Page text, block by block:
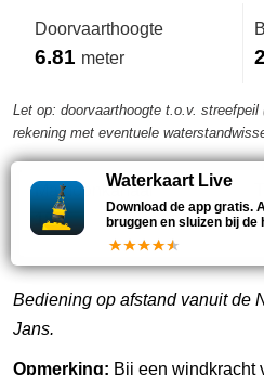
Doorvaarthoogte
6.81 meter
Let op: doorvaarthoogte t.o.v.
rekening met eventuele
Marifoonkanaal
18
Bediening op afstand vanuit de
Jans.
Opmerking: Bij een windkracht
Waterkaart Live
Download de app gratis.
bruggen en sluizen bij de